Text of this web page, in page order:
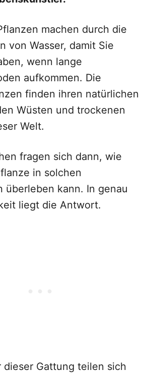
machen durch die
von Wasser, damit Sie
wenn lange
aufkommen. Die
finden ihren natürlichen
Wüsten und trockenen
Welt.
fragen sich dann, wie
in solchen
überleben kann. In genau
liegt die Antwort.
dieser Gattung teilen sich